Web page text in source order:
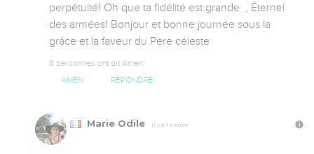
perpétuité! Oh que ta fidélité est grande  , Éternel
des armées! Bonjour et bonne journée sous la
grâce et la faveur du Père céleste
8 personnes ont dit Amen
AMEN RÉPONDRE
Marie Odile Il y a 1 année